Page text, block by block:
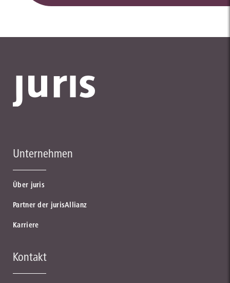
Unternehmen
Über juris
Partner der jurisAllianz
Karriere
Kontakt